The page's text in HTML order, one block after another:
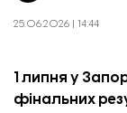
25.06.2026 | 14:44
1 липня у
фінальних